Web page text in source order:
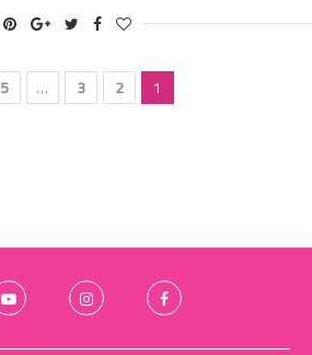
1
2
3
…
5